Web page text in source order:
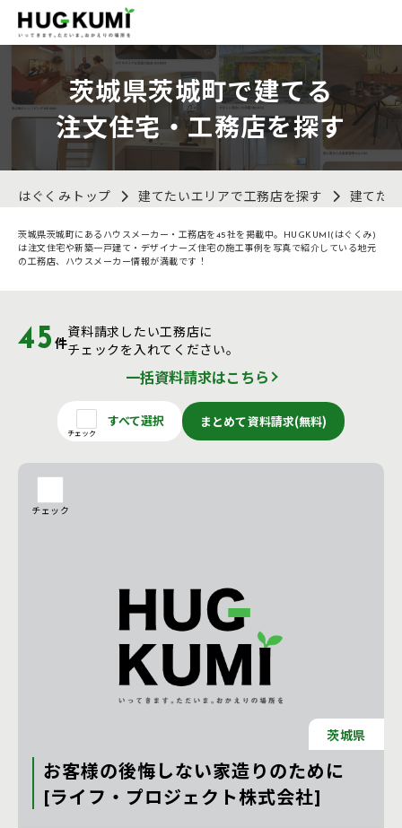
茨城県茨城町で建てる
注文住宅・工務店を探す
はぐくみトップ 建てたいエリアで工務店を探す 建てた
茨城県茨城町にあるハウスメーカー・工務店を45社を掲載中。HUGKUMI(はぐくみ)
は注文住宅や新築一戸建て・デザイナーズ住宅の施工事例を写真で紹介している地元
の工務店、ハウスメーカー情報が満載です！
45 件
資料請求したい工務店に
チェックを入れてください。
一括資料請求はこちら
チェック
すべて選択 まとめて資料請求(無料)
チェック
茨城県
お客様の後悔しない家造りのために
[ライフ・プロジェクト株式会社]